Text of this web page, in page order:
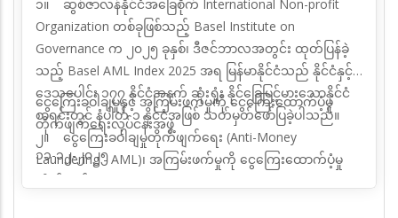
၁။ ဆွစ်ဇာလန်နိုင်ငံအခြေစိုက် International Non-profit
Organization တစ်ခုဖြစ်သည့် Basel Institute on
Governance က ၂၀၂၅ ခုနှစ်၊ ဒီဇင်ဘာလအတွင်း ထုတ်ပြန်ခဲ့
သည့် Basel AML Index 2025 အရ မြန်မာနိုင်ငံသည် နိုင်ငံနှင့်
ဒေသပေါင်း ၁၇၇ နိုင်ငံအနက် ဆုံးရှုံး နိုင်ခြေမြင့်မားသောနိုင်ငံ
စာရင်းတွင် နံပါတ် ၁ နိုင်ငံအဖြစ် သတ်မှတ်ဖော်ပြခဲ့ပါသည်။
၂။ ငွေကြေးခဝါချမှုတိုက်ဖျက်ရေး (Anti-Money
Laundering - AML)၊ အကြမ်းဖက်မှုကို ငွေကြေးထောက်ပံ့မှု
ငွေကြေးခဝါချမှုနှင့် အကြမ်းဖက်မှုကို ငွေကြေးထောက်ပံ့မှု
တိုက်ဖျက်ရေးလုပ်ငန်းအဖွဲ့
၁၁-၁၂-၂၀၂၅